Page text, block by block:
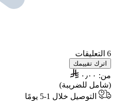
6 التعليقات
اترك تقييمك
من: ٠٫٠٠
(شامل للضريبة)
التوصيل خلال 1-5 يومًا